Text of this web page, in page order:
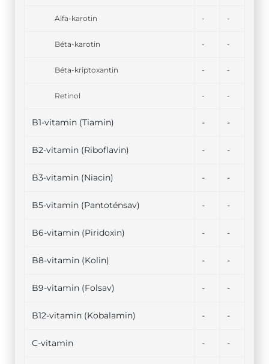
Alfa-karotin - -
Béta-karotin - -
Béta-kriptoxantin - -
Retinol - -
B1-vitamin (Tiamin) - -
B2-vitamin (Riboflavin) - -
B3-vitamin (Niacin) - -
B5-vitamin (Pantoténsav) - -
B6-vitamin (Piridoxin) - -
B8-vitamin (Kolin) - -
B9-vitamin (Folsav) - -
B12-vitamin (Kobalamin) - -
C-vitamin - -